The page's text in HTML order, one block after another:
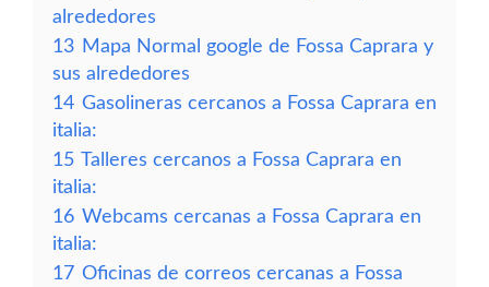
alrededores
13 Mapa Normal google de Fossa Caprara y
sus alrededores
14 Gasolineras cercanos a Fossa Caprara en
italia:
15 Talleres cercanos a Fossa Caprara en
italia:
16 Webcams cercanas a Fossa Caprara en
italia:
17 Oficinas de correos cercanas a Fossa